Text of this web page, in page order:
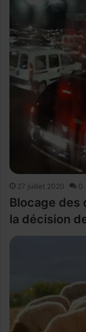
27 juillet 2020 0
Blocage des
la décision